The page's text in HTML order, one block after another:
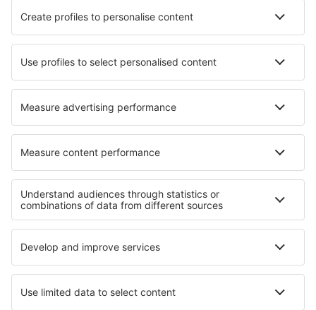
Ryanair
Lufthansa
Norwegian
WizzAir
Om eSky
Köpvillkor
Mina bokningar
Integritetspolicy
Support och kontakt
Integritet